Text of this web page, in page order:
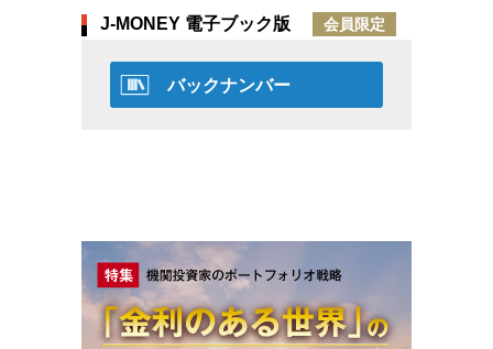
J-MONEY 電子ブック版 会員限定
バックナンバー